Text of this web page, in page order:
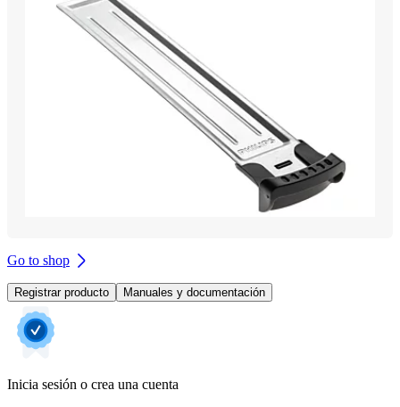
Go to shop
Registrar producto Manuales y documentación
Inicia sesión o crea una cuenta